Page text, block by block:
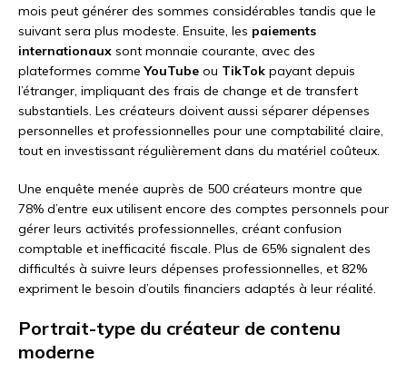
mois peut générer des sommes considérables tandis que le
suivant sera plus modeste. Ensuite, les paiements
internationaux sont monnaie courante, avec des
plateformes commeYouTube ou TikTok payant depuis
l’étranger, impliquant des frais de change et de transfert
substantiels. Les créateurs doivent aussi séparer dépenses
personnelles et professionnelles pour une comptabilité claire,
tout en investissant régulièrement dans du matériel coûteux.
Une enquête menée auprès de 500 créateurs montre que
78% d’entre eux utilisent encore des comptes personnels pour
gérer leurs activités professionnelles, créant confusion
comptable et inefficacité fiscale. Plus de 65% signalent des
difficultés à suivre leurs dépenses professionnelles, et 82%
expriment le besoin d’outils financiers adaptés à leur réalité.
Portrait-type du créateur de contenu
moderne